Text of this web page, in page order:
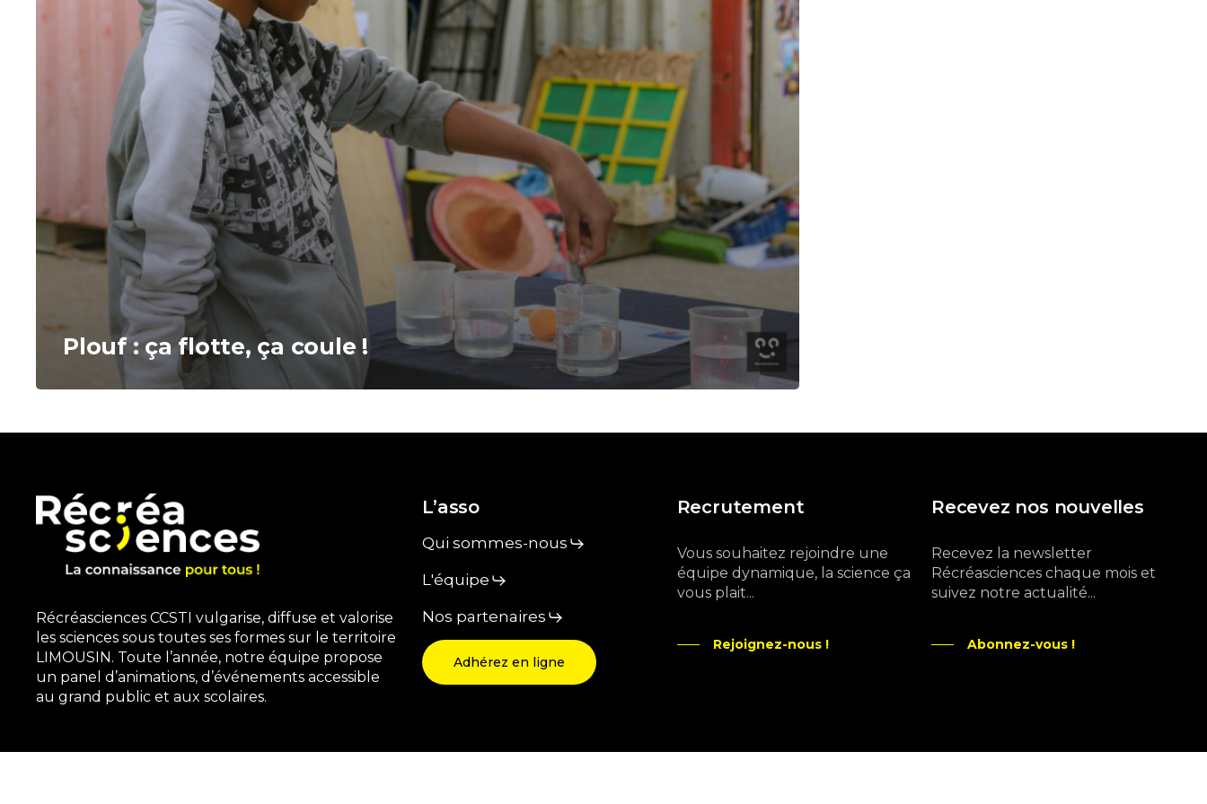
Plouf : ça flotte, ça coule !
Récréasciences CCSTI vulgarise, diffuse et valorise
les sciences sous toutes ses formes sur le territoire
LIMOUSIN. Toute l’année, notre équipe propose
un panel d’animations, d’événements accessible
au grand public et aux scolaires.
L’asso
Qui sommes-nous
L'équipe
Nos partenaires
Adhérez en ligne
Recrutement
Vous souhaitez rejoindre une
équipe dynamique, la science ça
vous plait...
Rejoignez-nous !
Recevez nos nouvelles
Recevez la newsletter
Récréasciences chaque mois et
suivez notre actualité...
Abonnez-vous !